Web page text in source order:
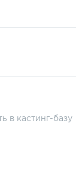
в кастинг-базу